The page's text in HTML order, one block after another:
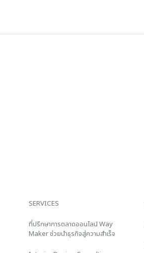
SERVICES
ที่ปรึกษาการตลาดออนไลน์ Way
Maker ช่วยนำธุรกิจสู่ความสำเร็จ